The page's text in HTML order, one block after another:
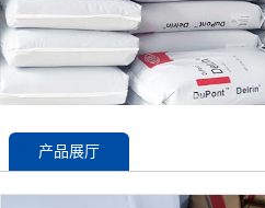
产品展厅